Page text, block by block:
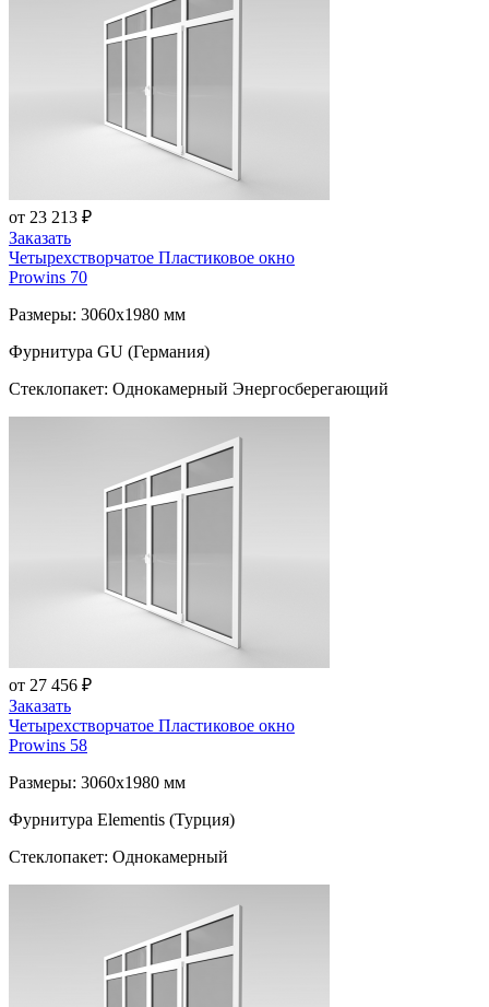
от 23 213 ₽
Заказать
Четырехстворчатое Пластиковое окно
Prowins 70
Размеры: 3060x1980 мм
Фурнитура GU (Германия)
Стеклопакет: Однокамерный Энергосберегающий
от 27 456 ₽
Заказать
Четырехстворчатое Пластиковое окно
Prowins 58
Размеры: 3060x1980 мм
Фурнитура Elementis (Турция)
Стеклопакет: Однокамерный